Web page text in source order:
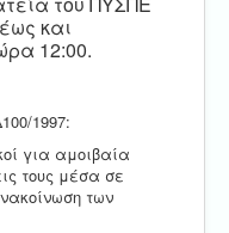
και
12:00.
1997:
για αμοιβαία
τους μέσα σε
των